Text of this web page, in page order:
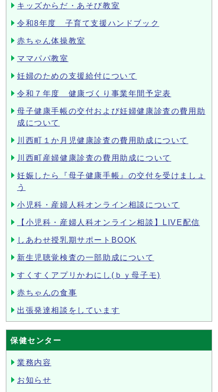
キッズからだ・あそび教室
令和8年度 子育て支援ハンドブック
赤ちゃん体操教室
ママパパ教室
妊婦のための支援給付について
令和７年度 健康づくり事業年間予定表
母子健康手帳の交付および妊婦健康診査の費用助
成について
川西町１か月児健康診査の費用助成について
川西町産婦健康診査の費用助成について
妊娠したら『母子健康手帳』の交付を受けましょ
う
小児科・産婦人科オンライン相談について
【小児科・産婦人科オンライン相談】LIVE配信
しあわせ授乳期サポートBOOK
新生児聴覚検査の一部助成について
すくすくアプリかわにし(ｂｙ母子モ)
赤ちゃんの食事
出張発達相談をしています
保健センター
業務内容
お知らせ